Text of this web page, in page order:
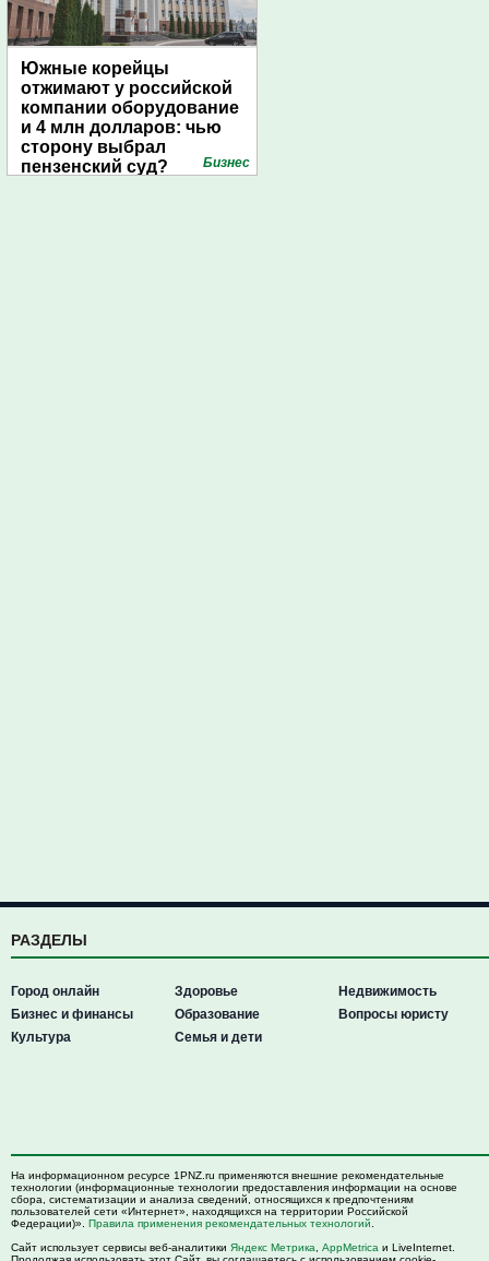
Южные корейцы
отжимают у российской
компании оборудование
и 4 млн долларов: чью
сторону выбрал
пензенский суд?
Бизнес
РАЗДЕЛЫ
Город онлайн
Бизнес и финансы
Культура
Здоровье
Образование
Семья и дети
Недвижимость
Вопросы юристу
На информационном ресурсе 1PNZ.ru применяются внешние рекомендательные
технологии (информационные технологии предоставления информации на основе
сбора, систематизации и анализа сведений, относящихся к предпочтениям
пользователей сети «Интернет», находящихся на территории Российской
Федерации)». Правила применения рекомендательных технологий
Сайт использует сервисы веб-аналитики Яндекс Метрика AppMetrica и LiveInternet.